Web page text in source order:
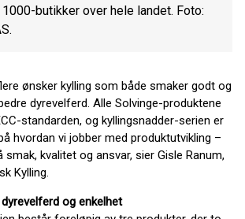
butikker over hele landet. Foto:
ønsker kylling som både smaker godt og
dyrevelferd. Alle Solvinge-produktene
standarden, og kyllingsnadder-serien er
hvordan vi jobber med produktutvikling –
kvalitet og ansvar, sier Gisle Ranum,
Kylling.
og enkelhet